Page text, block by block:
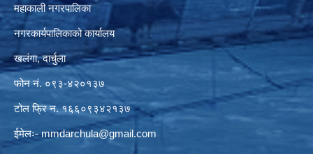
महाकाली नगरपालिका
नगरकार्यपालिकाको कार्यालय
खलंगा, दार्चुला
फोन नं. ०९३-४२०१३७
टोल फ्रि न. १६६०९३४२१३७
ईमेलः-mmdarchula@gmail.com